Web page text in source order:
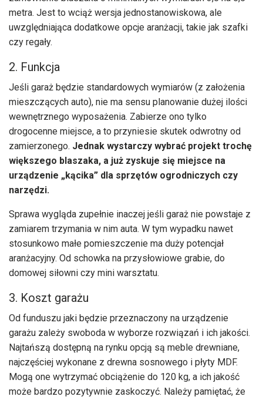
metra. Jest to wciąż wersja jednostanowiskowa, ale
uwzględniająca dodatkowe opcje aranżacji, takie jak szafki
czy regały.
2. Funkcja
Jeśli garaż będzie standardowych wymiarów (z założenia
mieszczących auto), nie ma sensu planowanie dużej ilości
wewnętrznego wyposażenia. Zabierze ono tylko
drogocenne miejsce, a to przyniesie skutek odwrotny od
zamierzonego. Jednak wystarczy wybrać projekt trochę
większego blaszaka, a już zyskuje się miejsce na
urządzenie „kącika” dla sprzętów ogrodniczych czy
narzędzi.
Sprawa wygląda zupełnie inaczej jeśli garaż nie powstaje z
zamiarem trzymania w nim auta. W tym wypadku nawet
stosunkowo małe pomieszczenie ma duży potencjał
aranżacyjny. Od schowka na przysłowiowe grabie, do
domowej siłowni czy mini warsztatu.
3. Koszt garażu
Od funduszu jaki będzie przeznaczony na urządzenie
garażu zależy swoboda w wyborze rozwiązań i ich jakości.
Najtańszą dostępną na rynku opcją są meble drewniane,
najczęściej wykonane z drewna sosnowego i płyty MDF.
Mogą one wytrzymać obciążenie do 120 kg, a ich jakość
może bardzo pozytywnie zaskoczyć. Należy pamiętać, że